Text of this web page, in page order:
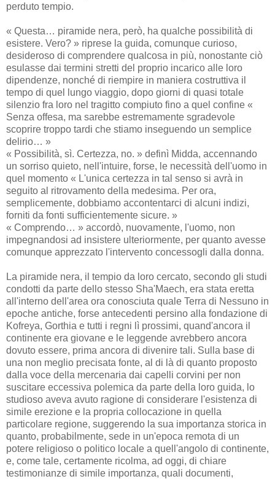
perduto tempio.
« Questa… piramide nera, però, ha qualche possibilità di
esistere. Vero? » riprese la guida, comunque curioso,
desideroso di comprendere qualcosa in più, nonostante ciò
esulasse dai termini stretti del proprio incarico alle loro
dipendenze, nonché di riempire in maniera costruttiva il
tempo di quel lungo viaggio, dopo giorni di quasi totale
silenzio fra loro nel tragitto compiuto fino a quel confine «
Senza offesa, ma sarebbe estremamente sgradevole
scoprire troppo tardi che stiamo inseguendo un semplice
delirio… »
« Possibilità, sì. Certezza, no. » definì Midda, accennando
un sorriso quieto, nell'intuire, forse, le necessità dell'uomo in
quel momento « L'unica certezza in tal senso si avrà in
seguito al ritrovamento della medesima. Per ora,
semplicemente, dobbiamo accontentarci di alcuni indizi,
forniti da fonti sufficientemente sicure. »
« Comprendo… » accordò, nuovamente, l'uomo, non
impegnandosi ad insistere ulteriormente, per quanto avesse
comunque apprezzato l'intervento concessogli dalla donna.
La piramide nera, il tempio da loro cercato, secondo gli studi
condotti da parte dello stesso Sha'Maech, era stata eretta
all'interno dell'area ora conosciuta quale Terra di Nessuno in
epoche antiche, forse antecedenti persino alla fondazione di
Kofreya, Gorthia e tutti i regni lì prossimi, quand'ancora il
continente era giovane e le leggende avrebbero ancora
dovuto essere, prima ancora di divenire tali. Sulla base di
una non meglio precisata fonte, al di là di quanto proposto
dalla voce della mercenaria dai capelli corvini per non
suscitare eccessiva polemica da parte della loro guida, lo
studioso aveva avuto ragione di considerare l'esistenza di
simile erezione e la propria collocazione in quella
particolare regione, suggerendo la sua importanza storica in
quanto, probabilmente, sede in un'epoca remota di un
potere religioso o politico locale a quell'angolo di continente,
e, come tale, certamente ricolma, ad oggi, di chiare
testimonianze di simile importanza, quali documenti,